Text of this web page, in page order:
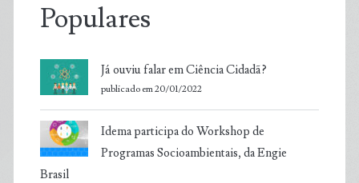
Populares
Já ouviu falar em Ciência Cidadã?
publicado em 20/01/2022
Idema participa do Workshop de
Programas Socioambientais, da Engie
Brasil